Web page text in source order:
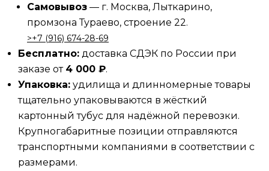
Самовывоз — г. Москва, Лыткарино,
промзона Тураево, строение 22.
>‪‪+7 (916) 674-28-69
Бесплатно: доставка СДЭК по России при
заказе от 4 000 ₽.
Упаковка: удилища и длинномерные товары
тщательно упаковываются в жёсткий
картонный тубус для надёжной перевозки.
Крупногабаритные позиции отправляются
транспортными компаниями в соответствии с
размерами.